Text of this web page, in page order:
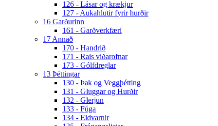
126 - Lásar og krækjur
127 - Aukahlutir fyrir hurðir
16 Garðurinn
161 - Garðverkfæri
17 Annað
170 - Handrið
171 - Rais viðarofnar
173 - Gólfdreglar
13 Þéttingar
130 - Þak og Veggþétting
131 - Gluggar og Hurðir
132 - Glerjun
133 - Fúga
134 - Eldvarnir